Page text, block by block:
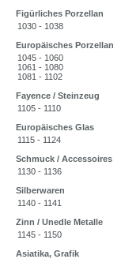
Figürliches Porzellan
1030 - 1038
Europäisches Porzellan
1045 - 1060
1061 - 1080
1081 - 1102
Fayence / Steinzeug
1105 - 1110
Europäisches Glas
1115 - 1124
Schmuck / Accessoires
1130 - 1136
Silberwaren
1140 - 1141
Zinn / Unedle Metalle
1145 - 1150
Asiatika, Grafik